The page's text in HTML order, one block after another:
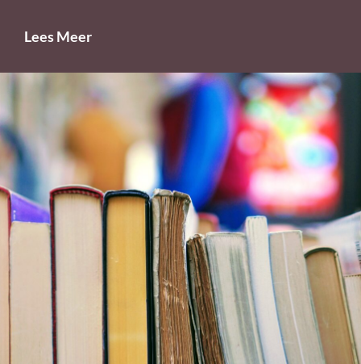
Lees MeerWat
Juist
Nú
Kan
Leren
Van
Sectoren
Haar
Voorgingen